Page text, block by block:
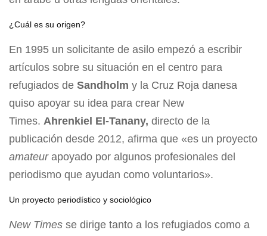
¿Cuál es su origen?
En 1995 un solicitante de asilo empezó a escribir
artículos sobre su situación en el centro para
refugiados de Sandholm y la Cruz Roja danesa
quiso apoyar su idea para crear New
Times. Ahrenkiel El-Tanany, directo de la
publicación desde 2012, afirma que «es un proyecto
amateurapoyado por algunos profesionales del
periodismo que ayudan como voluntarios».
Un proyecto periodístico y sociológico
New Times se dirige tanto a los refugiados como a